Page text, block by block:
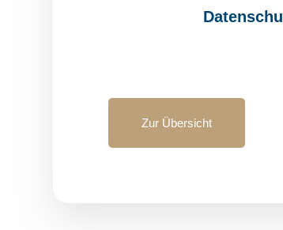
Zur Übersicht